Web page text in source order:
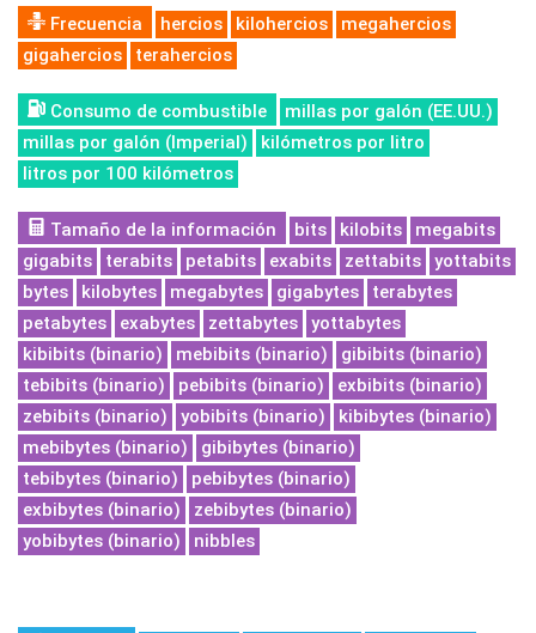
Frecuencia hercios kilohercios
megahercios
gigahercios
terahercios
Consumo de combustible
millas por galón (EE.UU.)
millas por galón (Imperial)
kilómetros por litro
litros por 100 kilómetros
Tamaño de la información bits kilobits
megabits
gigabits
terabits petabits exabits zettabits
yottabits
bytes
kilobytes megabytes gigabytes
terabytes
petabytes
exabytes zettabytes
yottabytes
kibibits (binario)
mebibits (binario)
gibibits (binario)
tebibits (binario)
pebibits (binario)
exbibits (binario)
zebibits (binario)
yobibits (binario)
kibibytes (binario)
mebibytes (binario)
gibibytes (binario)
tebibytes (binario)
pebibytes (binario)
exbibytes (binario)
zebibytes (binario)
yobibytes (binario)
nibbles